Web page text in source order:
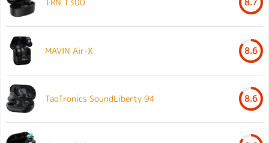
MAVIN Air-X 8.6
TaoTronics SoundLiberty 94 8.6